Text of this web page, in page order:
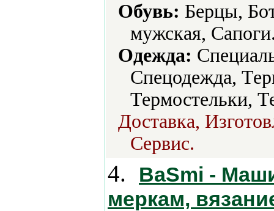
Обувь: Берцы,
мужская,
Одежда:
Спецодежда,
Термостельки,
Доставка,
Сервис.
4.
BaSmi -
меркам,